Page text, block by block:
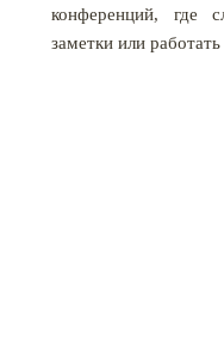
конференций, где
заметки или